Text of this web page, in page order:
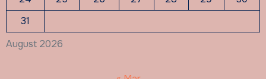
August 2026
31